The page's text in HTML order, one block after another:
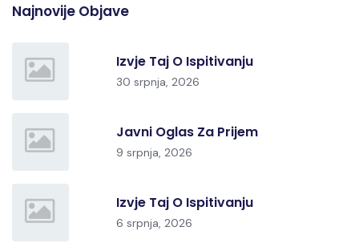
Najnovije Objave
Izvje Taj O Ispitivanju
30 srpnja, 2026
Javni Oglas Za Prijem
9 srpnja, 2026
Izvje Taj O Ispitivanju
6 srpnja, 2026